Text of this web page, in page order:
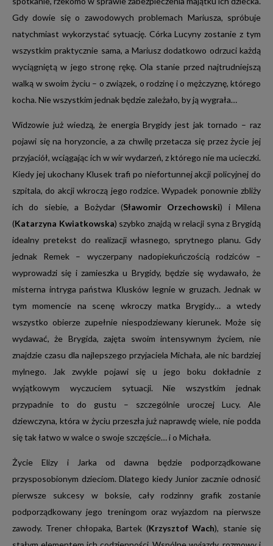
Sponsoring w TVN to najbardziej kontekstowe
powiązanie brandu z programem. Oferty sponsoringowe
zawierają billboardy sponsorskie przy samym programie,
jego zapowiedziach i ewentualnie zwiastunach.
Gdy dowie się o zawodowych problemach Mariusza, spróbuje
natychmiast wykorzystać sytuację. Córka Lucyny zostanie z tym
wszystkim praktycznie sama, a Mariusz dodatkowo odrzuci każdą
wyciągniętą w jego stronę rękę. Ola stanie przed najtrudniejszą
walką w swoim życiu – o związek, o rodzinę i o mężczyznę, którego
kocha. Nie wszystkim jednak będzie zależało, by ją wygrała…
Widzowie już wiedzą, że energia Brygidy jest jak tornado – raz
pojawi się na horyzoncie, a za chwilę przetacza się przez życie jej
przyjaciół, wciągając ich w wir wydarzeń, z którego nie ma ucieczki.
Kiedy jej ukochany Klusek trafi po niefortunnej akcji policyjnej do
szpitala, do akcji wkroczą jego rodzice. Wypadek ponownie zbliży
ich do siebie, a Bożydar (Sławomir Orzechowski) i Milena
(Katarzyna Kwiatkowska) szybko znajdą w relacji syna z Brygidą
idealny pretekst do realizacji własnego, sprytnego planu. Gdy
jednak Remek – wyczerpany nadopiekuńczością rodziców –
wyprowadzi się i zamieszka u Brygidy, będzie się wydawało, że
misterna intryga państwa Klusków legnie w gruzach. Jednak w
tym momencie na scenę wkroczy matka Brygidy… a wtedy
wszystko obierze zupełnie niespodziewany kierunek. Może się
wydawać, że Brygida, zajęta swoim intensywnym życiem, nie
znajdzie czasu dla najlepszego przyjaciela Michała, ale nic bardziej
mylnego. Jak zwykle pojawi się u jego boku dokładnie z
wyjątkowym wyczuciem sytuacji. Nie wszystkim jednak
przypadnie to do gustu – szczególnie uroczej Lucy. Ale
dziewczyna, która w życiu przeszła już naprawdę wiele, nie podda
się tak łatwo w walce o swoje szczęście… i o Michała.
Życie Elizy i Jarka od dawna będzie podporządkowane
przysposobionym dzieciom. Dlatego kiedy Junior zacznie odnosić
pierwsze sukcesy w boksie, cały rodzinny grafik zostanie
podporządkowany jego treningom oraz wyjazdom na pierwsze
zawody. Trener chłopaka, Bartek (Krzysztof Wach), stanie się
Gdy dowie się o zawodowych problemach Mariusza, spróbuje
natychmiast wykorzystać sytuację. Córka Lucyny zostanie z tym
wszystkim praktycznie sama, a Mariusz dodatkowo odrzuci każdą
wyciągniętą w jego stronę rękę. Ola stanie przed najtrudniejszą
walką w swoim życiu – o związek, o rodzinę i o mężczyznę, którego
kocha. Nie wszystkim jednak będzie zależało, by ją wygrała…
Widzowie już wiedzą, że energia Brygidy jest jak tornado – raz
pojawi się na horyzoncie, a za chwilę przetacza się przez życie jej
przyjaciół, wciągając ich w wir wydarzeń, z którego nie ma ucieczki.
Kiedy jej ukochany Klusek trafi po niefortunnej akcji policyjnej do
szpitala, do akcji wkroczą jego rodzice. Wypadek ponownie zbliży
ich do siebie, a Bożydar (Sławomir Orzechowski) i Milena
(Katarzyna Kwiatkowska) szybko znajdą w relacji syna z Brygidą
idealny pretekst do realizacji własnego, sprytnego planu. Gdy
jednak Remek – wyczerpany nadopiekuńczością rodziców –
wyprowadzi się i zamieszka u Brygidy, będzie się wydawało, że
misterna intryga państwa Klusków legnie w gruzach. Jednak w
tym momencie na scenę wkroczy matka Brygidy… a wtedy
wszystko obierze zupełnie niespodziewany kierunek. Może się
wydawać, że Brygida, zajęta swoim intensywnym życiem, nie
znajdzie czasu dla najlepszego przyjaciela Michała, ale nic bardziej
mylnego. Jak zwykle pojawi się u jego boku dokładnie z
wyjątkowym wyczuciem sytuacji. Nie wszystkim jednak
przypadnie to do gustu – szczególnie uroczej Lucy. Ale
dziewczyna, która w życiu przeszła już naprawdę wiele, nie podda
się tak łatwo w walce o swoje szczęście… i o Michała.
Życie Elizy i Jarka od dawna będzie podporządkowane
przysposobionym dzieciom. Dlatego kiedy Junior zacznie odnosić
pierwsze sukcesy w boksie, cały rodzinny grafik zostanie
podporządkowany jego treningom oraz wyjazdom na pierwsze
zawody. Trener chłopaka, Bartek (Krzysztof Wach), stanie się